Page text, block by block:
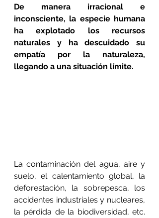
De manera irracional e
inconsciente, la especie humana
ha explotado los recursos
naturales y ha descuidado su
empatía por la naturaleza,
llegando a una situación límite.
La contaminación del agua, aire y
suelo, el calentamiento global, la
deforestación, la sobrepesca, los
accidentes industriales y nucleares,
la pérdida de la biodiversidad, etc.